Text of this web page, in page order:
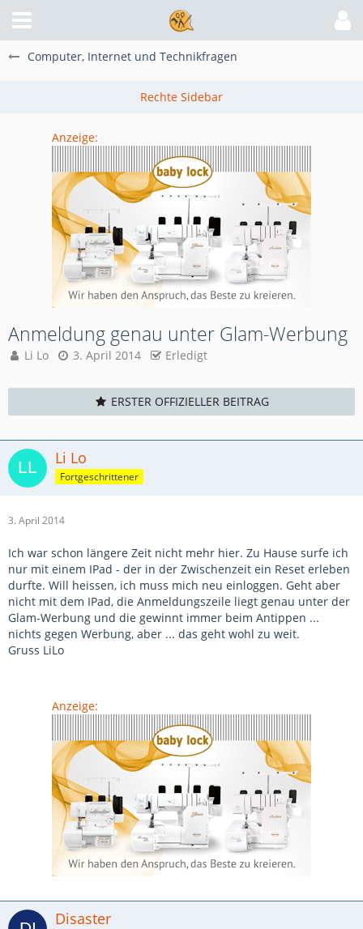
Computer, Internet und Technikfragen
Anzeige:
Anmeldung genau unter Glam-Werbung
Li Lo 3. April 2014 Erledigt
ERSTER OFFIZIELLER BEITRAG
Li Lo
Fortgeschrittener
3. April 2014
Ich war schon längere Zeit nicht mehr hier. Zu Hause surfe ich
nur mit einem IPad - der in der Zwischenzeit ein Reset erleben
durfte. Will heissen, ich muss mich neu einloggen. Geht aber
nicht mit dem IPad, die Anmeldungszeile liegt genau unter der
Glam-Werbung und die gewinnt immer beim Antippen ...
nichts gegen Werbung, aber ... das geht wohl zu weit.
Gruss LiLo
Anzeige:
Disaster